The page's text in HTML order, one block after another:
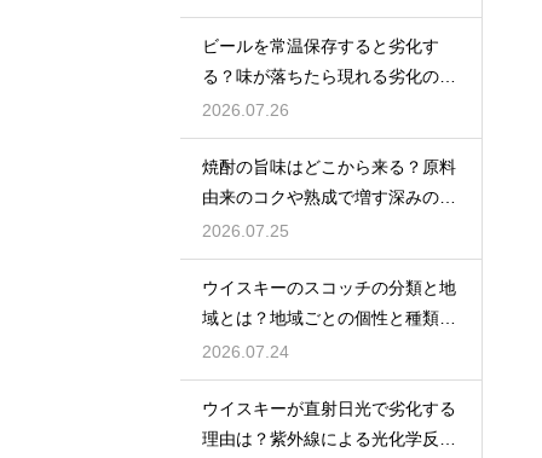
ビールを常温保存すると劣化す
る？味が落ちたら現れる劣化のサ
インを解説
2026.07.26
焼酎の旨味はどこから来る？原料
由来のコクや熟成で増す深みの秘
密を解説
2026.07.25
ウイスキーのスコッチの分類と地
域とは？地域ごとの個性と種類を
解説
2026.07.24
ウイスキーが直射日光で劣化する
理由は？紫外線による光化学反応